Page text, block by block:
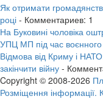
Як отримати
році - Комментариев: 1
На Буковині чоловіка
УПЦ МП під час воєнного
Відмова від Криму і
закінчити війну -
Copyright © 2008-2026
Розміщення інформації.